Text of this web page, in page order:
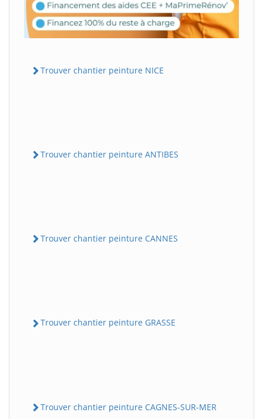
Trouver chantier peinture NICE
Trouver chantier peinture ANTIBES
Trouver chantier peinture CANNES
Trouver chantier peinture GRASSE
Trouver chantier peinture CAGNES-SUR-MER